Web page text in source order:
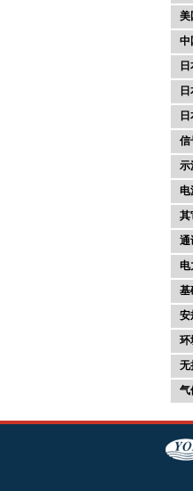
美
中
信
示
电
其
通
电
基
安
环
无
气